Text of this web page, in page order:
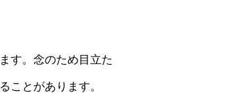
す。念のため目立た
ことがあります。